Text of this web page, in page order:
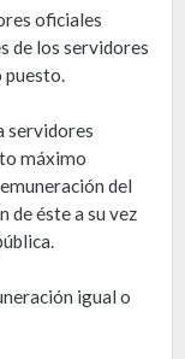
oficiales
de los servidores
servidores
máximo
del
de éste a su vez
igual o